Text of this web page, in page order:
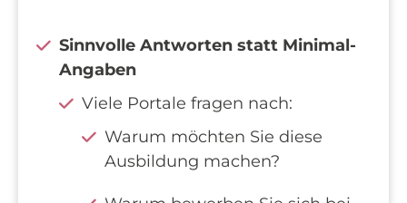
Sinnvolle Antworten statt Minimal-
Angaben
Viele Portale fragen nach:
Warum möchten Sie diese
Ausbildung machen?